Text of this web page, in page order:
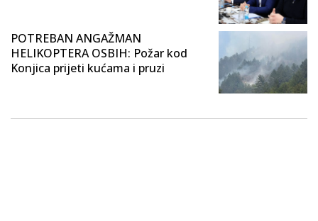
POTREBAN ANGAŽMAN
HELIKOPTERA OSBIH: Požar kod
Konjica prijeti kućama i pruzi